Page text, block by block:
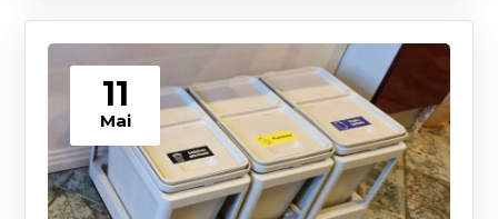
11
Mai